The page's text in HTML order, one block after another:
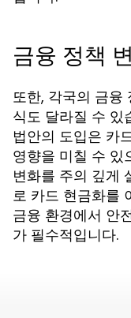
금융 정책
또한, 각국의 금융
식도 달라질 수 있
법안의 도입은 카
영향을 미칠 수 있
변화를 주의 깊게
로 카드 현금화를
금융 환경에서 안
가 필수적입니다.